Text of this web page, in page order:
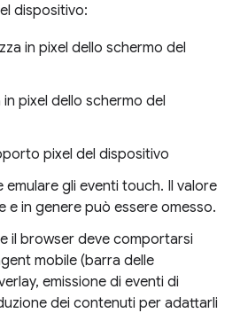
dispositivo:
in pixel dello schermo del
pixel dello schermo del
pixel del dispositivo
emulare gli eventi touch. Il valore
e in genere può essere omesso.
il browser deve comportarsi
mobile (barra delle
emissione di eventi di
dei contenuti per adattarli